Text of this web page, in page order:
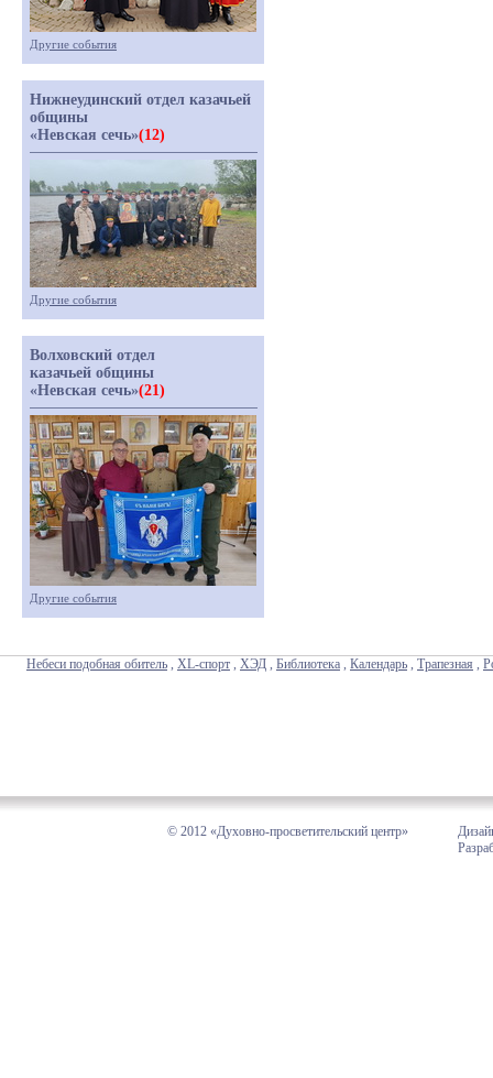
Другие события
Нижнеудинский отдел казачьей
общины
«Невская сечь»(12)
Другие события
Волховский отдел
казачьей общины
«Невская сечь»(21)
Другие события
Небеси подобная обитель , XL-спорт , ХЭД , Библиотека , Календарь , Трапезная ,
© 2012 «Духовно-просветительский центр»